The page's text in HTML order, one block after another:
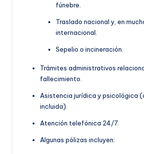
fúnebre.
Traslado nacional y, en
internacional.
Sepelio o incineración.
Trámites administrativos
fallecimiento.
Asistencia jurídica y psicológica
incluida).
Atención telefónica 24/7.
Algunas pólizas incluyen: